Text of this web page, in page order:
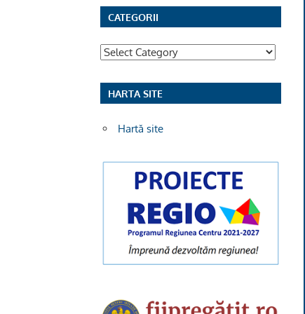
CATEGORII
Categorii
HARTA SITE
Hartă site